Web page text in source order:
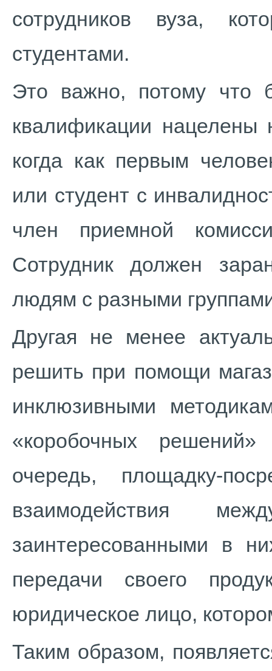
сотрудников вуза,
студентами.
Это важно, потому что
квалификации нацелены
когда как первым
или студент с
член приемной
Сотрудник должен
людям с разными
Другая не менее
решить при помощи
инклюзивными
«коробочных
очередь, площадку-
взаимодействия
заинтересованными в
передачи своего
юридическое лицо,
Таким образом,